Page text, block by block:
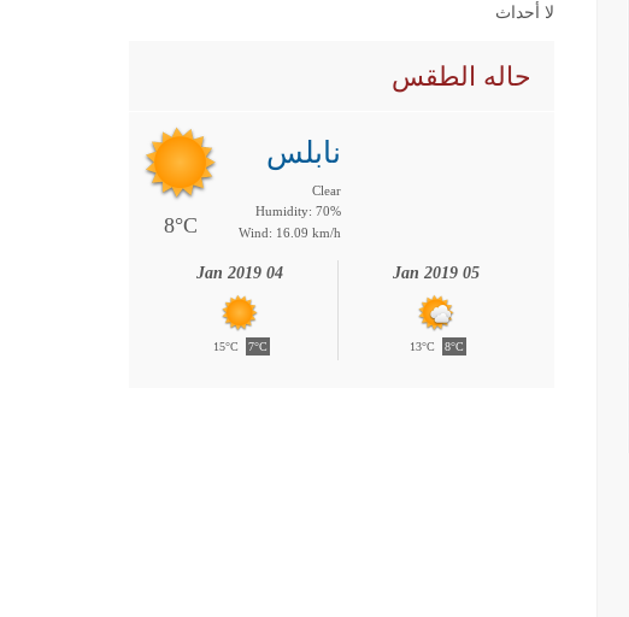
لا أحداث
حاله الطقس
8°C
نابلس
Clear
Humidity: 70%
Wind: 16.09 km/h
04 Jan 2019
15°C 7°C
05 Jan 2019
13°C 8°C